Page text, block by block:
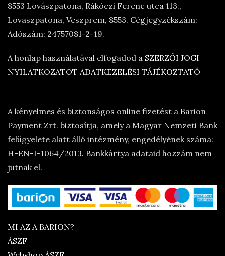
8553 Lovászpatona, Rákóczi Ferenc utca 113.,
Lovaszpatona, Veszprem, 8553. Cégjegyzékszám:
Adószám: 24757081-2-19.
A honlap használatával elfogadod a SZERZŐI JOGI
NYILATKOZATOT ADATKEZELÉSI TÁJÉKOZTATÓ
A kényelmes és biztonságos online fizetést a Barion
Payment Zrt. biztosítja, amely a Magyar Nemzeti Bank
felügyelete alatt álló intézmény, engedélyének száma:
H-EN-I-1064/2013. Bankkártya adataid hozzám nem
jutnak el.
MI AZ A BARION?
ÁSZF